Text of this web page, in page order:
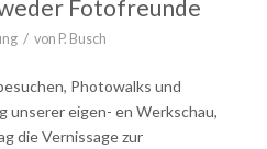
Fotofreunde
/ von P. Busch
Photowalks und
unserer eigen- en Werkschau,
die Vernissage zur